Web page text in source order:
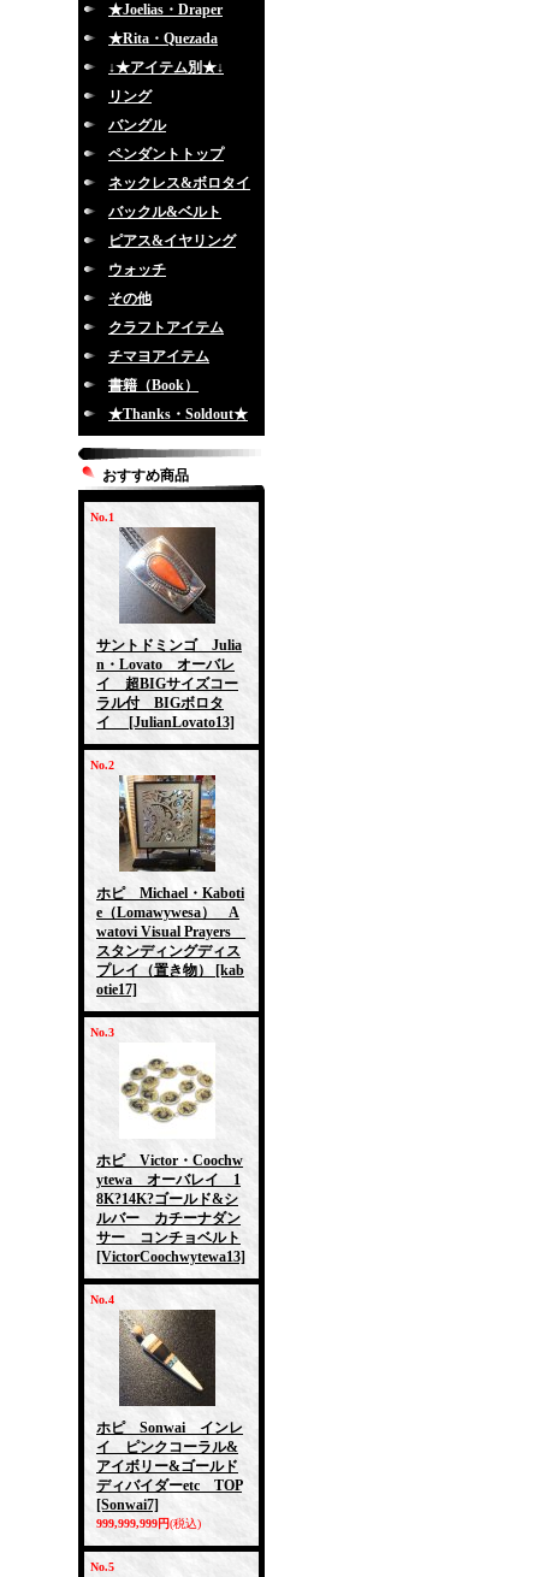
★Joelias・Draper
★Rita・Quezada
↓★アイテム別★↓
リング
バングル
ペンダントトップ
ネックレス&ボロタイ
バックル&ベルト
ピアス&イヤリング
ウォッチ
その他
クラフトアイテム
チマヨアイテム
書籍（Book）
★Thanks・Soldout★
おすすめ商品
No.1
サントドミンゴ Julia
n・Lovato オーバレ
イ 超BIGサイズコー
ラル付 BIGボロタ
イ
[JulianLovato13]
No.2
ホピ Michael・Kaboti
e（Lomawywesa） A
watovi Visual Prayers
スタンディングディス
プレイ（置き物）
[kab
otie17]
No.3
ホピ Victor・Coochw
ytewa オーバレイ 1
8K?14K?ゴールド&シ
ルバー カチーナダン
サー コンチョベルト
[VictorCoochwytewa13]
No.4
ホピ Sonwai インレ
イ ピンクコーラル&
アイボリー&ゴールド
ディバイダーetc TOP
[Sonwai7]
999,999,999円(税込)
No.5